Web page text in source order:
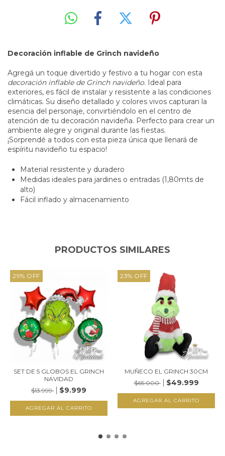
Decoración inflable de Grinch navideño
Agregá un toque divertido y festivo a tu hogar con esta
decoración inflable de Grinch navideño. Ideal para
exteriores, es fácil de instalar y resistente a las condiciones
climáticas. Su diseño detallado y colores vivos capturan la
esencia del personaje, convirtiéndolo en el centro de
atención de tu decoración navideña. Perfecto para crear un
ambiente alegre y original durante las fiestas.
¡Sorprendé a todos con esta pieza única que llenará de
espíritu navideño tu espacio!
Material resistente y duradero
Medidas ideales para jardines o entradas (1,80mts de
alto)
Fácil inflado y almacenamiento
PRODUCTOS SIMILARES
29% OFF
SET DE 5 GLOBOS EL GRINCH
NAVIDAD
$13.999
$9.999
23% OFF
MUÑECO EL GRINCH 30CM
$65.000
$49.999